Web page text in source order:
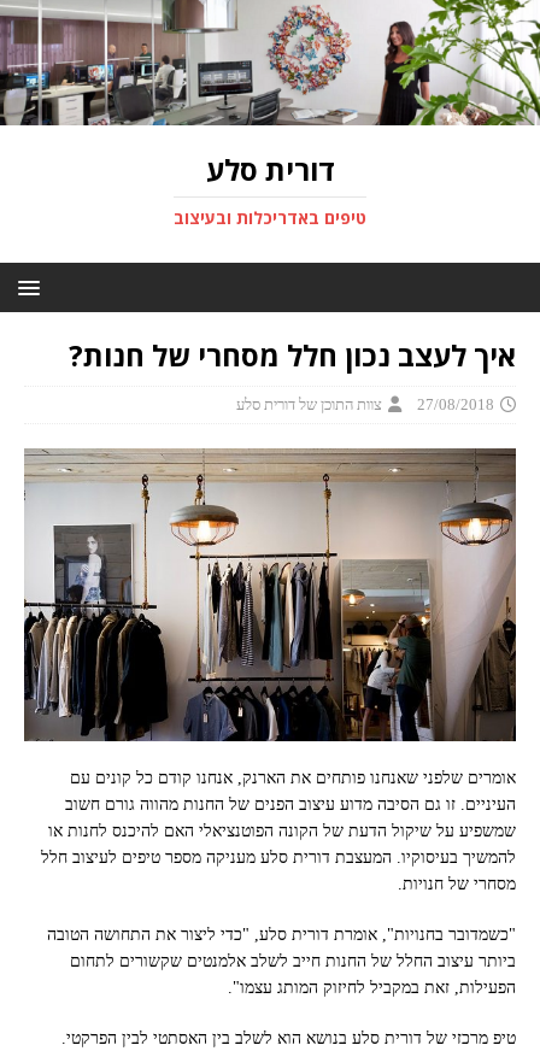
דורית סלע
טיפים באדריכלות ובעיצוב
איך לעצב נכון חלל מסחרי של חנות?
27/08/2018 צוות התוכן של דורית סלע
אומרים שלפני שאנחנו פותחים את הארנק, אנחנו קודם כל קונים עם
העיניים. זו גם הסיבה מדוע עיצוב הפנים של החנות מהווה גורם חשוב
שמשפיע על שיקול הדעת של הקונה הפוטנציאלי האם להיכנס לחנות או
להמשיך בעיסוקיו. המעצבת דורית סלע מעניקה מספר טיפים לעיצוב חלל
מסחרי של חנויות.
"כשמדובר בחנויות", אומרת דורית סלע, "כדי ליצור את התחושה הטובה
ביותר עיצוב החלל של החנות חייב לשלב אלמנטים שקשורים לתחום
הפעילות, זאת במקביל לחיזוק המותג עצמו".
טיפ מרכזי של דורית סלע בנושא הוא לשלב בין האסתטי לבין הפרקטי.